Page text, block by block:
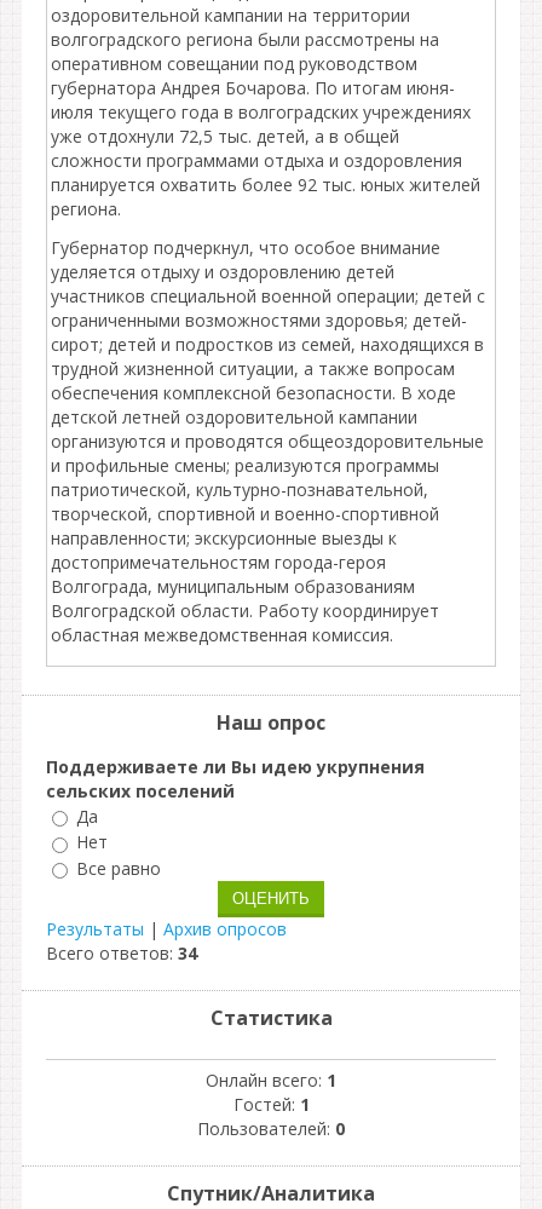
оздоровительной кампании на территории
волгоградского региона были рассмотрены на
оперативном совещании под руководством
губернатора Андрея Бочарова. По итогам июня-
июля текущего года в волгоградских учреждениях
уже отдохнули 72,5 тыс. детей, а в общей
сложности программами отдыха и оздоровления
планируется охватить более 92 тыс. юных жителей
региона.
Губернатор подчеркнул, что особое внимание
уделяется отдыху и оздоровлению детей
участников специальной военной операции; детей с
ограниченными возможностями здоровья; детей-
сирот; детей и подростков из семей, находящихся в
трудной жизненной ситуации, а также вопросам
обеспечения комплексной безопасности. В ходе
детской летней оздоровительной кампании
организуются и проводятся общеоздоровительные
и профильные смены; реализуются программы
патриотической, культурно-познавательной,
творческой, спортивной и военно-спортивной
направленности; экскурсионные выезды к
достопримечательностям города-героя
Волгограда, муниципальным образованиям
Волгоградской области. Работу координирует
областная межведомственная комиссия.
Наш опрос
Поддерживаете ли Вы идею укрупнения
сельских поселений
Да
Нет
Все равно
Результаты | Архив опросов
Всего ответов: 34
Статистика
Онлайн всего: 1
Гостей: 1
Пользователей: 0
Спутник/Аналитика